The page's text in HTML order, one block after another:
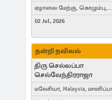
ஏழாலை மேற்கு, கொழும்பு,
தங்காலை, London, United
02 Jul, 2026
நன்றி நவிலல்
திரு செல்லப்பா
செல்வேந்திரராஜா
மலேசியா, Malaysia,